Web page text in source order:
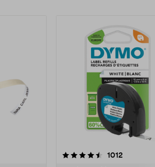
1012
4.5 av 5 stjerner